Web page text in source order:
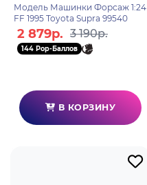
Модель Машинки Форсаж 1:24
FF 1995 Toyota Supra 99540
2 879р. 3 190р.
144 Pop-Баллов
В КОРЗИНУ